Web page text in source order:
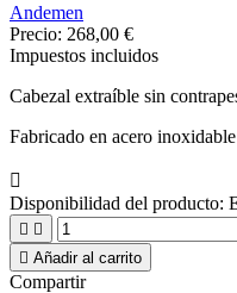
Andemen
Precio: 268,00 €
Impuestos incluidos
Cabezal extraíble sin
Fabricado en acero

Disponibilidad del producto:
 
 Añadir al carrito
Compartir